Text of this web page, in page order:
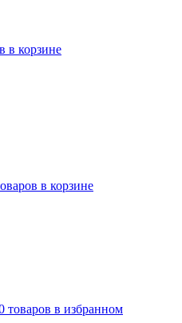
в корзине
в корзине
товаров в избранном